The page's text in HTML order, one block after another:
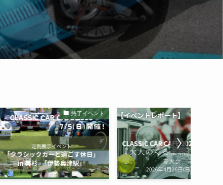
終了イベント レポート